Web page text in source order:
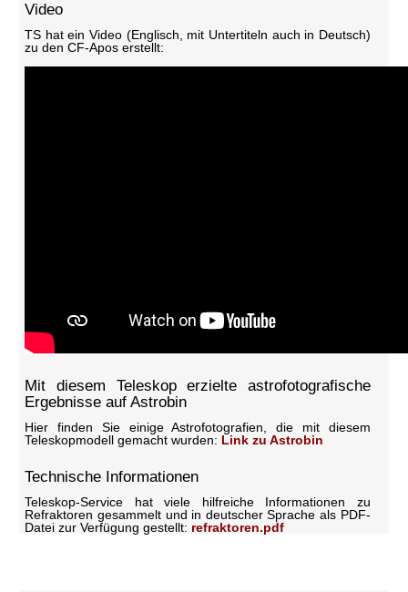
Video
TS hat ein Video (Englisch, mit Untertiteln auch in Deutsch)
zu den CF-Apos erstellt:
Mit diesem Teleskop erzielte astrofotografische
Ergebnisse auf Astrobin
Hier finden Sie einige Astrofotografien, die mit diesem
Teleskopmodell gemacht wurden: Link zu Astrobin
Technische Informationen
Teleskop-Service hat viele hilfreiche Informationen zu
Refraktoren gesammelt und in deutscher Sprache als PDF-
Datei zur Verfügung gestellt: refraktoren.pdf